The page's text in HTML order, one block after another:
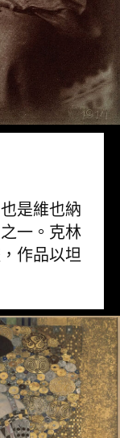
是維也納
一。克林
作品以坦